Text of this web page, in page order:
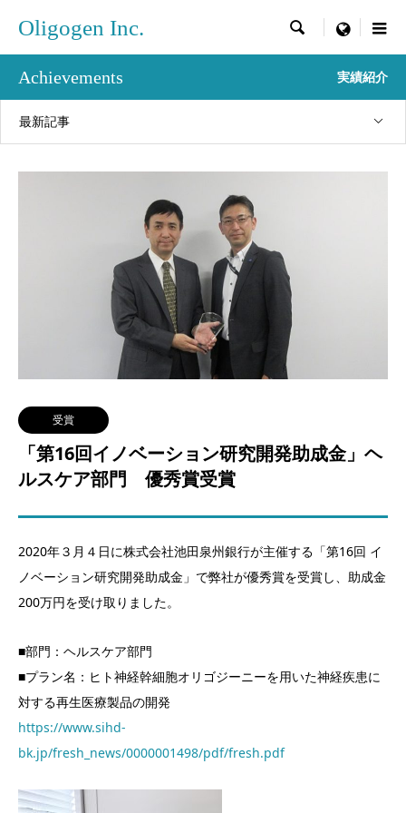
Oligogen Inc.  menu
Achievements 実績紹介
最新記事
受賞
「第16回イノベーション研究開発助成金」ヘ
ルスケア部門 優秀賞受賞
2020年３月４日に株式会社池田泉州銀行が主催する「第16回 イ
ノベーション研究開発助成金」で弊社が優秀賞を受賞し、助成金
200万円を受け取りました。
■部門：ヘルスケア部門
■プラン名：ヒト神経幹細胞オリゴジーニーを用いた神経疾患に
対する再生医療製品の開発
https://www.sihd-
bk.jp/fresh_news/0000001498/pdf/fresh.pdf